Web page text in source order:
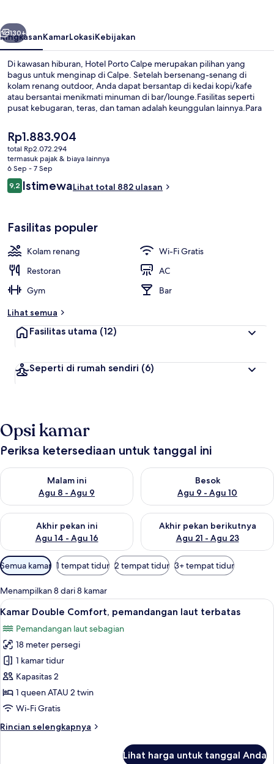
Berikutnya
130+
RingkasanKamarLokasiKebijakan
Di kawasan hiburan, Hotel Porto Calpe merupakan pilihan yang
bagus untuk menginap di Calpe. Setelah bersenang-senang di
kolam renang outdoor, Anda dapat bersantap di kedai kopi/kafe
atau bersantai menikmati minuman di bar/lounge.Fasilitas seperti
pusat kebugaran, teras, dan taman adalah keunggulan lainnya.Para
keseluruhan.
Harga
saat
ini
Rp1.883.904
Rp1.883.904
total Rp2.072.294
termasuk pajak & biaya lainnya
6 Sep - 7 Sep
Ulasan
9,29,2 dari 10
IstimewaLihat total 882 ulasan
Fasilitas populer
Kolam renang
Wi-Fi Gratis
Restoran
AC
Gym
Bar
Lihat semua
Fasilitas utama (12)
Seperti di rumah sendiri (6)
Opsi kamar
Periksa ketersediaan untuk tanggal ini
Malam ini
Agu 8 - Agu 9
Periksa ketersediaan untuk malam ini Agu 8 - Agu 9
Besok
Agu 9 - Agu 10
Periksa ketersediaan untuk
Akhir pekan ini
Agu 14 - Agu 16
Periksa ketersediaan untuk akhir pekan ini Agu 14 - Agu 16
Akhir pekan berikutnya
Agu 21 - Agu 23
Periksa ketersediaan untuk
Filter
tersedia
untuk
kamar
Semua kamar 1 tempat tidur 2 tempat tidur 3+ tempat tidur
Menampilkan 8 dari 8 kamar
Lihat
semua
foto
untuk
Kamar
Double
Comfort,
pemandangan
terbatas
Minibar, brankas, kedap suara, dan
24
Kamar Double Comfort, pemandangan laut terbatas
Pemandangan laut sebagian
18 meter persegi
1 kamar tidur
Kapasitas 2
1 queen ATAU 2 twin
Wi-Fi Gratis
Rincian selengkapnya
Rincian
Lihat harga untuk tanggal Anda